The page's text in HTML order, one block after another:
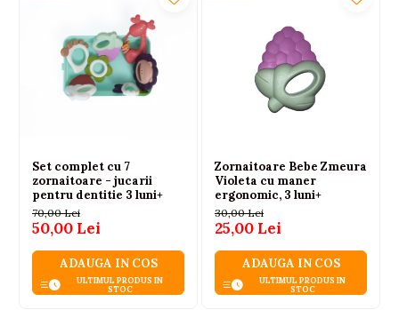
Set complet cu 7
zornaitoare - jucarii
pentru dentitie 3 luni+
70,00 Lei
50,00 Lei
ADAUGA IN COS
ULTIMUL PRODUS IN
STOC
Zornaitoare Bebe Zmeura
Violeta cu maner
ergonomic, 3 luni+
30,00 Lei
25,00 Lei
ADAUGA IN COS
ULTIMUL PRODUS IN
STOC